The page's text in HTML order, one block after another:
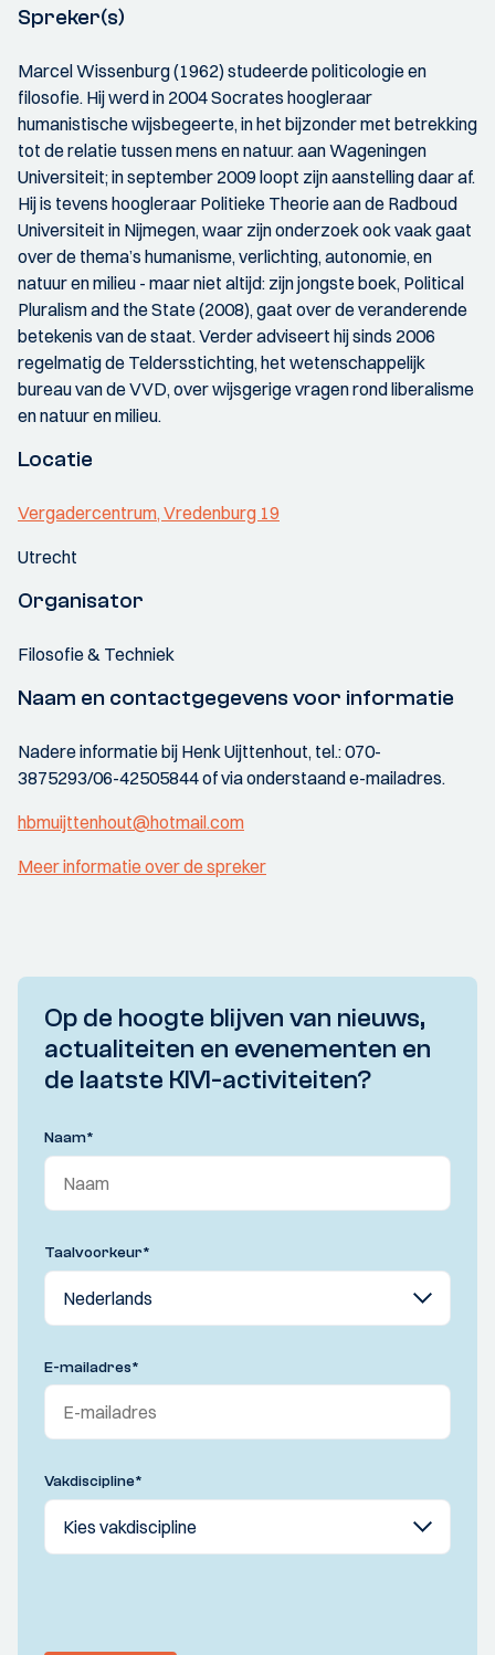
Spreker(s)
Marcel Wissenburg (1962) studeerde politicologie en
filosofie. Hij werd in 2004 Socrates hoogleraar
humanistische wijsbegeerte, in het bijzonder met betrekking
tot de relatie tussen mens en natuur. aan Wageningen
Universiteit; in september 2009 loopt zijn aanstelling daar af.
Hij is tevens hoogleraar Politieke Theorie aan de Radboud
Universiteit in Nijmegen, waar zijn onderzoek ook vaak gaat
over de thema’s humanisme, verlichting, autonomie, en
natuur en milieu - maar niet altijd: zijn jongste boek, Political
Pluralism and the State (2008), gaat over de veranderende
betekenis van de staat. Verder adviseert hij sinds 2006
regelmatig de Teldersstichting, het wetenschappelijk
bureau van de VVD, over wijsgerige vragen rond liberalisme
en natuur en milieu.
Locatie
Vergadercentrum, Vredenburg 19
Utrecht
Organisator
Filosofie & Techniek
Naam en contactgegevens voor informatie
Nadere informatie bij Henk Uijttenhout, tel.: 070-
3875293/06-42505844 of via onderstaand e-mailadres.
hbmuijttenhout@hotmail.com
Meer informatie over de spreker
Op de hoogte blijven van nieuws,
actualiteiten en evenementen en
de laatste KIVI-activiteiten?
Naam*
Taalvoorkeur*
E-mailadres*
Vakdiscipline*